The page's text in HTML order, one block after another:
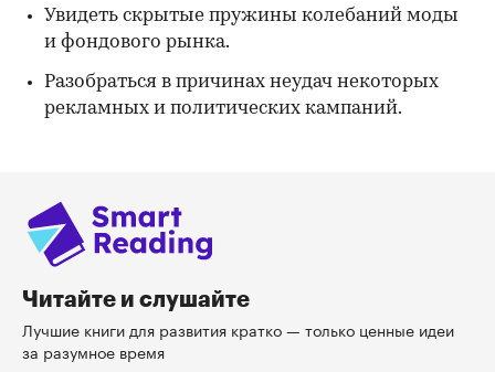
Увидеть скрытые пружины колебаний моды
и фондового рынка.
Разобраться в причинах неудач некоторых
рекламных и политических кампаний.
Читайте и слушайте
Лучшие книги для развития кратко — только ценные идеи
за разумное время